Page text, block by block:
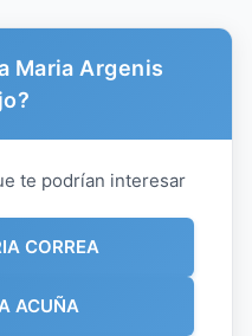
Maria Argenis
te podrían interesar
CORREA
ACUÑA